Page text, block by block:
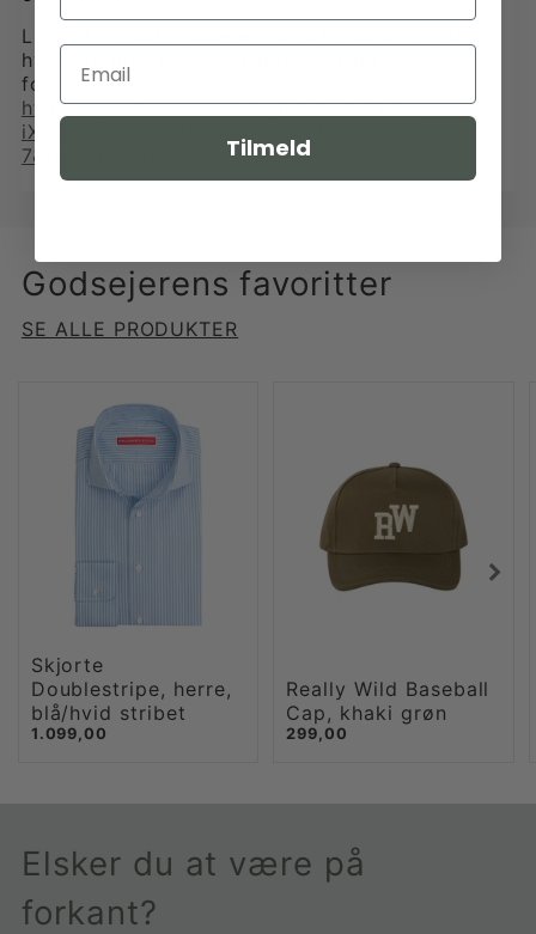
Link til Youtube videoer med beskrivelse af,
hvordan man udskifter batterier på de
forskellige modeller:
https://youtube.com/playlist?list=PLJj-
iX063IS3kuBXB3fwDfutkZ_PufP-
7&feature=shared
Godsejerens favoritter
SE ALLE PRODUKTER
Skjorte
Doublestripe, herre,
blå/hvid stribet
1.099,00
Really Wild Baseball
Cap, khaki grøn
299,00
Elsker du at være på
forkant?
Tilmeld